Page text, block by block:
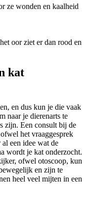
ze wonden en kaalheid
oor ziet er dan rood en
kat
en dus kun je die vaak
naar je dierenarts te
zijn. Een consult bij de
het vraaggesprek
een idee wat de
wordt je kat onderzocht.
ofwel otoscoop, kun
en zijn te
heel veel mijten in een